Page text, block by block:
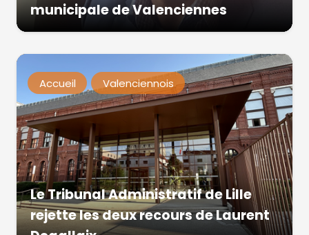
municipale de Valenciennes
Accueil Valenciennois
Le Tribunal Administratif de Lille
rejette les deux recours de Laurent